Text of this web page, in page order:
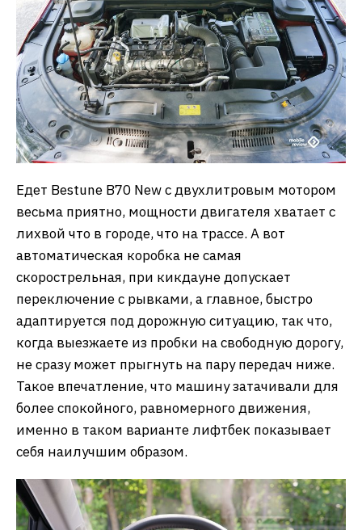
Едет Bestune B70 New с двухлитровым мотором
весьма приятно, мощности двигателя хватает с
лихвой что в городе, что на трассе. А вот
автоматическая коробка не самая
скорострельная, при кикдауне допускает
переключение с рывками, а главное, быстро
адаптируется под дорожную ситуацию, так что,
когда выезжаете из пробки на свободную дорогу,
не сразу может прыгнуть на пару передач ниже.
Такое впечатление, что машину затачивали для
более спокойного, равномерного движения,
именно в таком варианте лифтбек показывает
себя наилучшим образом.